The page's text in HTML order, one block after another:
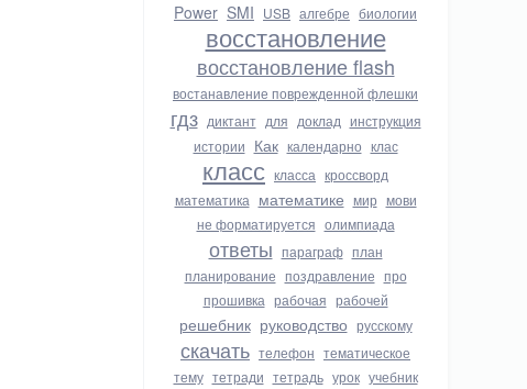
Power SMI USB алгебре биологии
восстановление
восстановление flash
востанавление поврежденной флешки
гдз диктант для доклад инструкция
истории Как календарно клас
класс класса кроссворд
математика математике мир мови
не форматируется олимпиада
ответы параграф план
планирование поздравление про
прошивка рабочая рабочей
решебник руководство русскому
скачать телефон тематическое
тему тетради тетрадь урок учебник